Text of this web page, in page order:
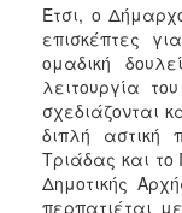
Έτσι, ο
επισκέπτες
ομαδική
λειτουργία
σχεδιάζονται
διπλή αστική
Τριάδας και
Δημοτικής
περπατιέται